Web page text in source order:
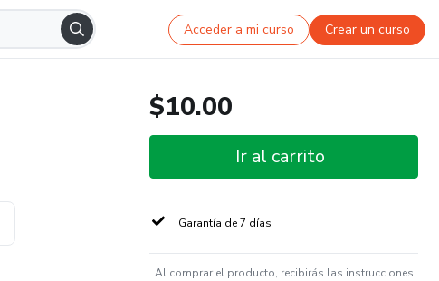
Acceder a mi curso Crear un curso
$10.00
Ir al carrito
Garantía de 7 días
Al comprar el producto, recibirás las instrucciones